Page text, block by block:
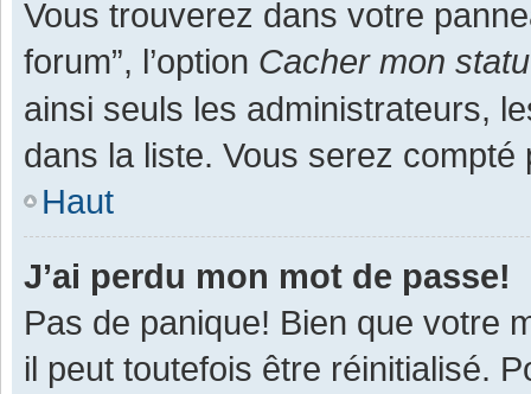
Vous trouverez dans votre
forum”, l’option Cacher mon
ainsi seuls les administrateurs,
dans la liste. Vous serez
Haut
J’ai perdu mon mot de passe!
Pas de panique! Bien que votre
il peut toutefois être réinitialisé.